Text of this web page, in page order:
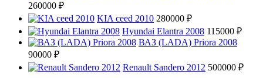
260000 ₽
KIA ceed 2010 280000 ₽
Hyundai Elantra 2008 115000 ₽
ВАЗ (LADA) Priora 2008
90000 ₽
Renault Sandero 2012 500000 ₽